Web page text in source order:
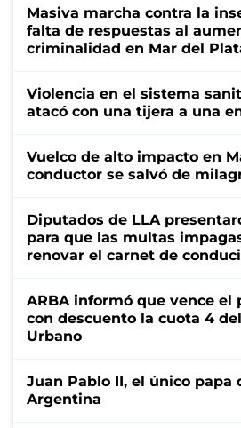
Masiva marcha contra la
falta de respuestas al
criminalidad en Mar del
Violencia en el sistema
atacó con una tijera a una
Vuelco de alto impacto en
conductor se salvó de
Diputados de LLA
para que las multas
renovar el carnet de
ARBA informó que vence el
con descuento la cuota 4
Urbano
Juan Pablo II, el único papa
Argentina